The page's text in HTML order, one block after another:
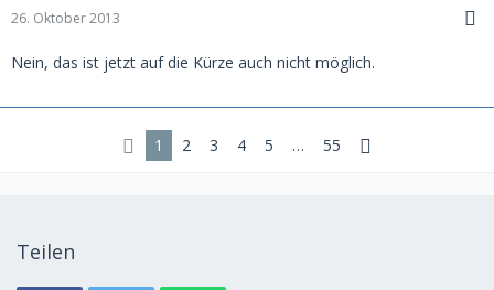
26. Oktober 2013
Nein, das ist jetzt auf die Kürze auch nicht möglich.
1 2 3 4 5 … 55
Teilen